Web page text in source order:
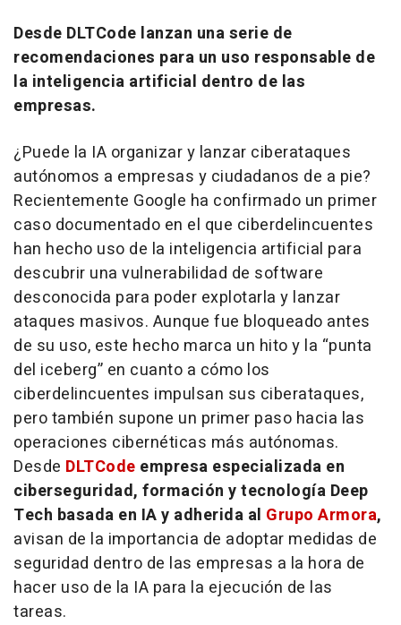
Desde DLTCode lanzan una serie de
recomendaciones para un uso responsable de
la inteligencia artificial dentro de las
empresas.
¿Puede la IA organizar y lanzar ciberataques
autónomos a empresas y ciudadanos de a pie?
Recientemente Google ha confirmado un primer
caso documentado en el que ciberdelincuentes
han hecho uso de la inteligencia artificial para
descubrir una vulnerabilidad de software
desconocida para poder explotarla y lanzar
ataques masivos. Aunque fue bloqueado antes
de su uso, este hecho marca un hito y la “punta
del iceberg” en cuanto a cómo los
ciberdelincuentes impulsan sus ciberataques,
pero también supone un primer paso hacia las
operaciones cibernéticas más autónomas.
Desde DLTCode empresa especializada en
ciberseguridad, formación y tecnología Deep
Tech basada en IA y adherida al Grupo Armora,
avisan de la importancia de adoptar medidas de
seguridad dentro de las empresas a la hora de
hacer uso de la IA para la ejecución de las
tareas.